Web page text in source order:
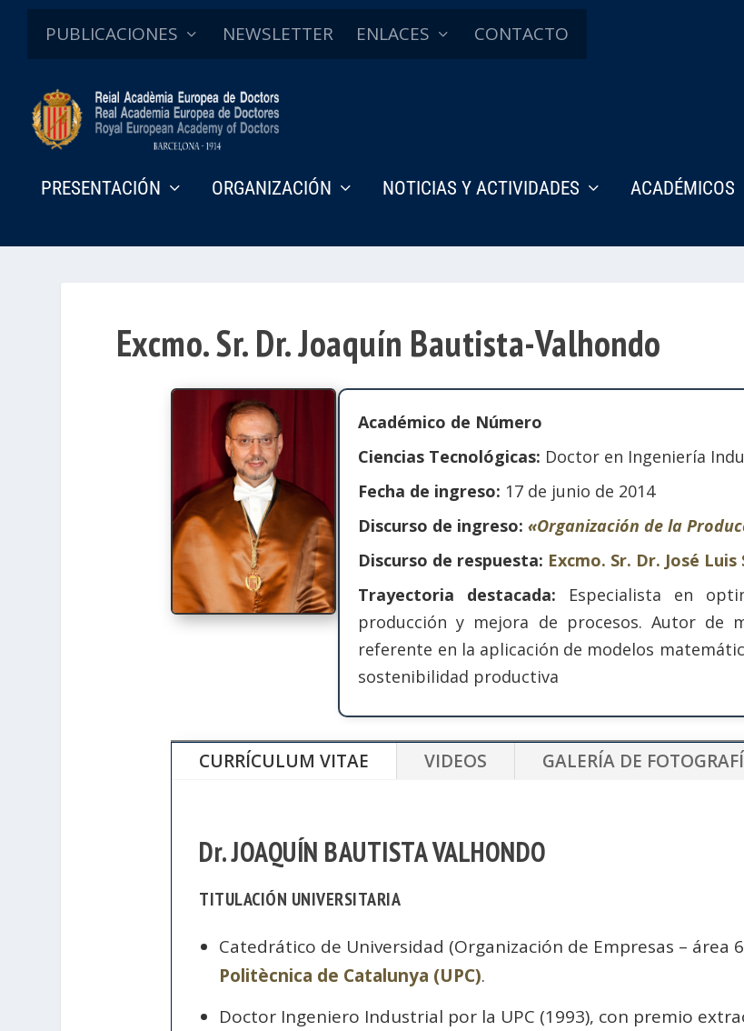
PUBLICACIONES NEWSLETTER ENLACES CONTACTO
PRESENTACIÓN ORGANIZACIÓN NOTICIAS Y ACTIVIDADES ACADÉMICOS
Excmo. Sr. Dr. Joaquín Bautista-Valhondo
Académico de Número
Ciencias Tecnológicas: Doctor en Ingeniería
Fecha de ingreso: 17 de junio de 2014
Discurso de ingreso:«Organización de la
Discurso de respuesta: Excmo. Sr. Dr. José
Trayectoria destacada: Especialista en
producción y mejora de procesos. Autor de
referente en la aplicación de modelos
sostenibilidad productiva
CURRÍCULUM VITAE VIDEOS GALERÍA DE
Dr. JOAQUÍN BAUTISTA VALHONDO
TITULACIÓN UNIVERSITARIA
Catedrático de Universidad (Organización de Empresas – área
Politècnica de Catalunya (UPC).
Doctor Ingeniero Industrial por la UPC (1993), con premio